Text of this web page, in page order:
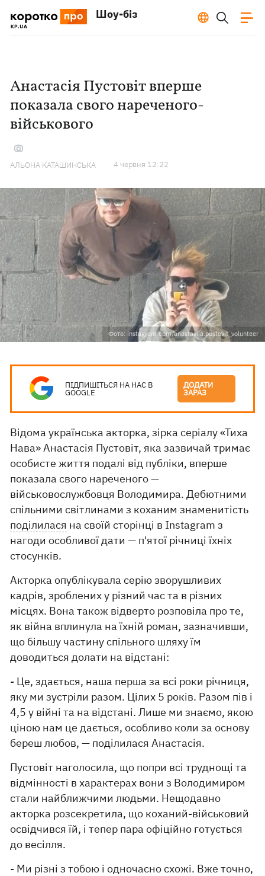
Шоу-біз
Анастасія Пустовіт вперше
показала свого нареченого-
військового
АЛЬОНА КАТАШИНСЬКА 4 червня 12:22
Фото: instagram.com/anastasiia.pustovit_volunteer
ПІДПИШІТЬСЯ НА НАС В
GOOGLE
ДОДАТИ
ЗАРАЗ
Відома українська акторка, зірка серіалу «Тиха
Нава» Анастасія Пустовіт, яка зазвичай тримає
особисте життя подалі від публіки, вперше
показала свого нареченого —
військовослужбовця Володимира. Дебютними
спільними світлинами з коханим знаменитість
поділилася на своїй сторінці в Instagram з
нагоди особливої дати — п'ятої річниці їхніх
стосунків.
Акторка опублікувала серію зворушливих
кадрів, зроблених у різний час та в різних
місцях. Вона також відверто розповіла про те,
як війна вплинула на їхній роман, зазначивши,
що більшу частину спільного шляху їм
доводиться долати на відстані:
- Це, здається, наша перша за всі роки річниця,
яку ми зустріли разом. Цілих 5 років. Разом пів і
4,5 у війні та на відстані. Лише ми знаємо, якою
ціною нам це дається, особливо коли за основу
береш любов, — поділилася Анастасія.
Пустовіт наголосила, що попри всі труднощі та
відмінності в характерах вони з Володимиром
стали найближчими людьми. Нещодавно
акторка розсекретила, що коханий-військовий
освідчився їй, і тепер пара офіційно готується
до весілля.
- Ми різні з тобою і одночасно схожі. Вже точно,